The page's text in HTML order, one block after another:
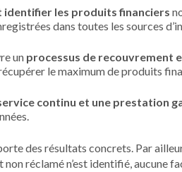
identifier les produits financiers
dans toutes les sources
un processus de recouvrement
le maximum de produits
continu et une prestation
des résultats concrets. Par
réclamé n’est identifié, aucune